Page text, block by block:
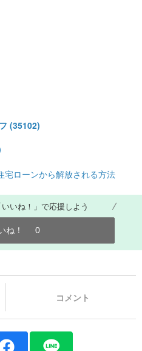
(35102)
宅ローンから解放される方法
いね！」で応援しよう
ね！ 0
コメント